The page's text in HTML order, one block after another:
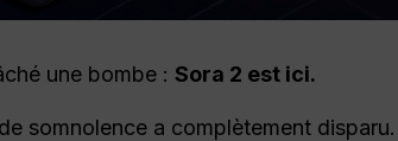
une bombe : Sora 2 est ici.
somnolence a complètement disparu.